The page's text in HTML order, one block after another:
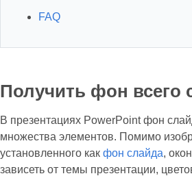
FAQ
Получить фон всего
В презентациях PowerPoint фон
множества элементов. Помимо
установленного как фон слайда,
зависеть от темы презентации,